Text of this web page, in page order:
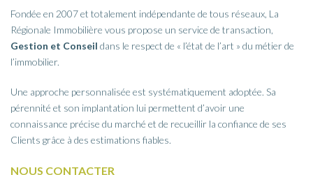
Fondée en 2007 et totalement indépendante de tous réseaux, La
Régionale Immobilière vous propose un service de transaction,
Gestion et Conseil dans le respect de « l’état de l’art » du métier de
l’immobilier.
Une approche personnalisée est systématiquement adoptée. Sa
pérennité et son implantation lui permettent d’avoir une
connaissance précise du marché et de recueillir la confiance de ses
Clients grâce à des estimations fiables.
NOUS CONTACTER